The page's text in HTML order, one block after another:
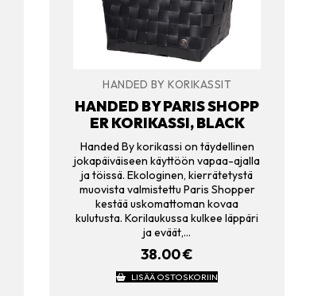
HANDED BY KORIKASSIT
HANDED BY PARIS SHOPP
ER KORIKASSI, BLACK
Handed By korikassi on täydellinen
jokapäiväiseen käyttöön vapaa-ajalla
ja töissä. Ekologinen, kierrätetystä
muovista valmistettu Paris Shopper
kestää uskomattoman kovaa
kulutusta. Korilaukussa kulkee läppäri
ja eväät,…
38.00€
LISÄÄ OSTOSKORIIN